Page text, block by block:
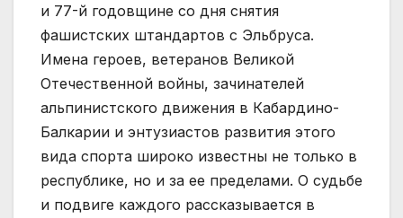
и 77-й годовщине со дня снятия
фашистских штандартов с Эльбруса.
Имена героев, ветеранов Великой
Отечественной войны, зачинателей
альпинистского движения в Кабардино-
Балкарии и энтузиастов развития этого
вида спорта широко известны не только в
республике, но и за ее пределами. О судьбе
и подвиге каждого рассказывается в